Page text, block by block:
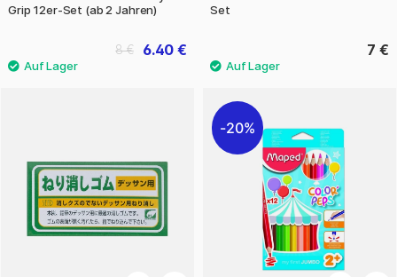
Grip 12er-Set (ab 2 Jahren)
6.40 €
8 €
Set
7 €
20%